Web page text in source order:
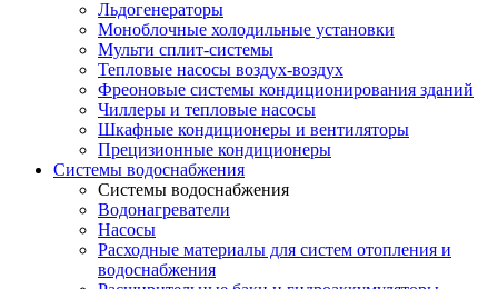
Льдогенераторы
Моноблочные холодильные установки
Мульти сплит-системы
Тепловые насосы воздух-воздух
Фреоновые системы кондиционирования зданий
Чиллеры и тепловые насосы
Шкафные кондиционеры и вентиляторы
Прецизионные кондиционеры
Системы водоснабжения
Системы водоснабжения
Водонагреватели
Насосы
Расходные материалы для систем отопления и
водоснабжения